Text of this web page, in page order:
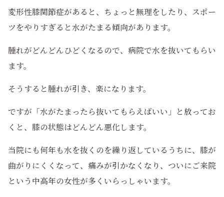
変形性膝関節症があると、ちょっと無理をしたり、スポー
ツをやりすぎると水がたまる傾向があります。
腫れがどんどんひどくなるので、病院で水を抜いてもらい
ます。
そうすると腫れが引き、楽になります。
ですが「水がたまったら抜いてもらえばいい」と放ってお
くと、膝の状態はどんどん悪化します。
当院にも何年も水を抜くのを繰り返しているうちに、膝が
曲がりにくくなって、痛みが引かなくなり、ついにご来院
という中高年の女性が多くいらっしゃいます。